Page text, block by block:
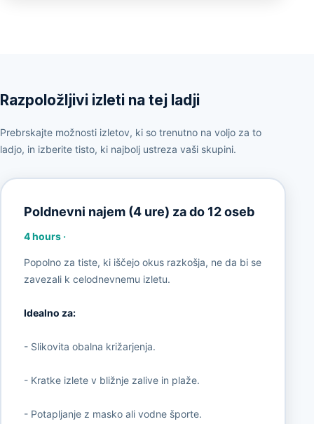
Razpoložljivi izleti na tej ladji
Prebrskajte možnosti izletov, ki so trenutno na voljo za to
ladjo, in izberite tisto, ki najbolj ustreza vaši skupini.
Poldnevni najem (4 ure) za do 12 oseb
4 hours·
Popolno za tiste, ki iščejo okus razkošja, ne da bi se
zavezali k celodnevnemu izletu.
Idealno za:
- Slikovita obalna križarjenja.
- Kratke izlete v bližnje zalive in plaže.
- Potapljanje z masko ali vodne športe.